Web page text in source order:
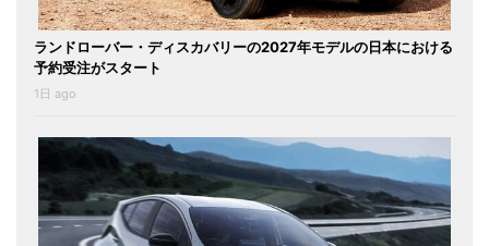
ランドローバー・ディスカバリーの2027年モデルの日本における
予約受注がスタート
1日 ago